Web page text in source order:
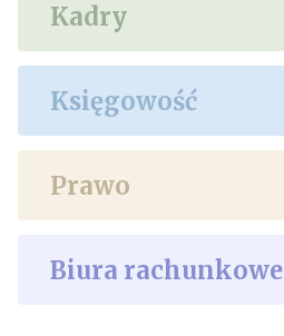
Kadry
Księgowość
Prawo
Biura rachunkowe